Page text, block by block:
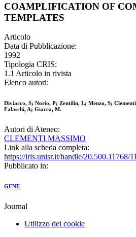
COAMPLIFICATION OF
TEMPLATES
Articolo
Data di Pubblicazione:
1992
Tipologia CRIS:
1.1 Articolo in rivista
Elenco autori:
Diviacco, S; Norio, P; Zentilin, L; Menzo, S;
Falaschi, A; Giacca, M.
Autori di Ateneo:
CLEMENTI MASSIMO
Link alla scheda completa:
https://iris.unisr.it/handle/20.500.11768/
Pubblicato in:
GENE
Journal
Utilizzo dei cookie